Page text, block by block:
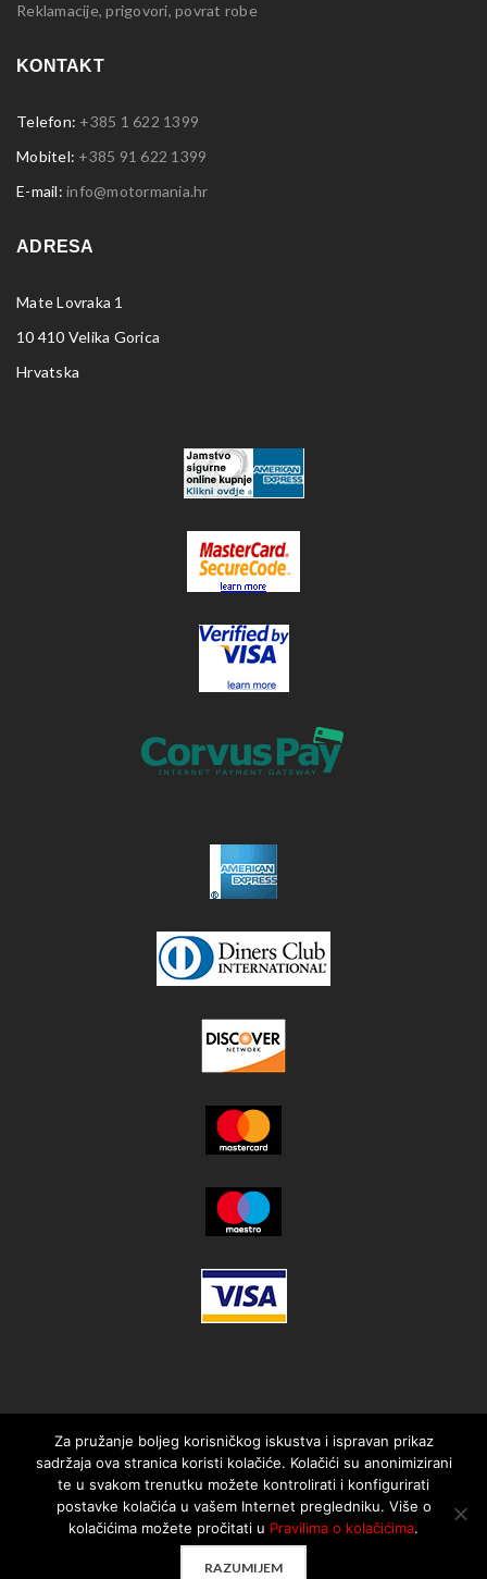
Reklamacije, prigovori, povrat robe
KONTAKT
Telefon: +385 1 622 1399
Mobitel: +385 91 622 1399
E-mail: info@motormania.hr
ADRESA
Mate Lovraka 1
10 410 Velika Gorica
Hrvatska
© 2021. MotorMania | Sva prava pridržana | Pravila korištenja
Za pružanje boljeg korisničkog iskustva i ispravan prikaz
sadržaja ova stranica koristi kolačiće. Kolačići su anonimizirani
te u svakom trenutku možete kontrolirati i konfigurirati
postavke kolačića u vašem Internet pregledniku. Više o
kolačićima možete pročitati u Pravilima o kolačićima.
RAZUMIJEM